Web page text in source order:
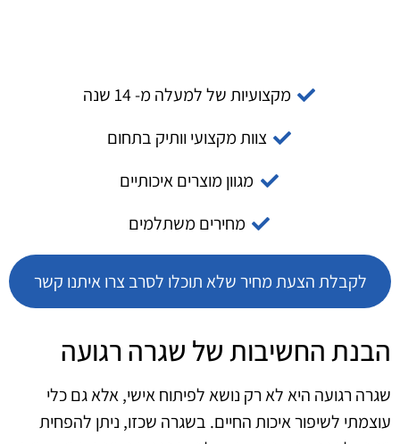
מקצועיות של למעלה מ- 14 שנה
צוות מקצועי וותיק בתחום
מגוון מוצרים איכותיים
מחירים משתלמים
לקבלת הצעת מחיר שלא תוכלו לסרב צרו איתנו קשר
הבנת החשיבות של שגרה רגועה
שגרה רגועה היא לא רק נושא לפיתוח אישי, אלא גם כלי
עוצמתי לשיפור איכות החיים. בשגרה שכזו, ניתן להפחית